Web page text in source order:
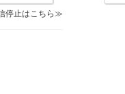
停止はこちら